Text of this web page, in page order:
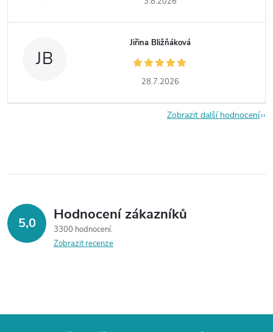
JB
Jiřina Bližňáková
28.7.2026
Zobrazit další hodnocení
5,0 Hodnocení zákazníků
3300 hodnocení
Zobrazit recenze